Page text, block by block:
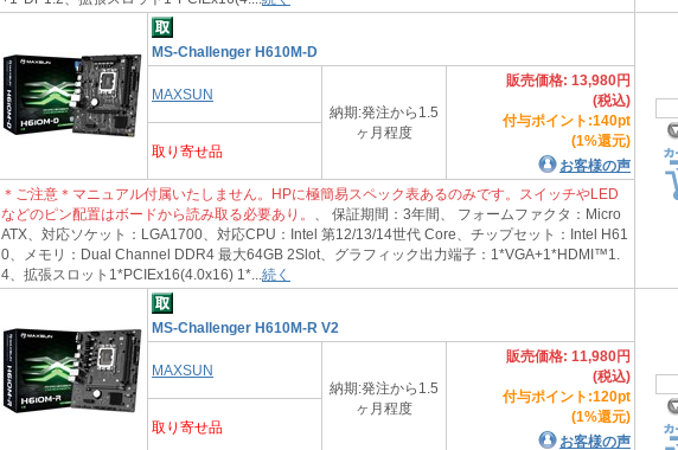
MS-Challenger H610M-D
MAXSUN
納期:発注から1.5
ヶ月程度
販売価格: 13,980円
(税込)
付与ポイント:140pt
(1%還元)
お客様の声
取り寄せ品
＊ご注意＊マニュアル付属いたしません。HPに極簡易スペック表あるのみです。スイッチやLED
などのピン配置はボードから読み取る必要あり。
、 保証期間：3年間、 フォームファクタ：Micro
ATX、対応ソケット：LGA1700、対応CPU：Intel 第12/13/14世代 Core、チップセット：Intel H61
0、メモリ：Dual Channel DDR4 最大64GB 2Slot、グラフィック出力端子：1*VGA+1*HDMI™1.
4、拡張スロット1*PCIEx16(4.0x16) 1*... 続く
MS-Challenger H610M-R V2
MAXSUN
納期:発注から1.5
ヶ月程度
販売価格: 11,980円
(税込)
付与ポイント:120pt
(1%還元)
お客様の声
取り寄せ品